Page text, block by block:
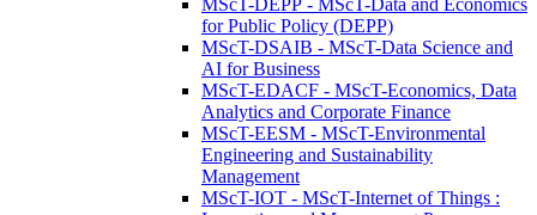
MScT-DEPP - MScT-Data and Economics
for Public Policy (DEPP)
MScT-DSAIB - MScT-Data Science and
AI for Business
MScT-EDACF - MScT-Economics, Data
Analytics and Corporate Finance
MScT-EESM - MScT-Environmental
Engineering and Sustainability
Management
MScT-IOT - MScT-Internet of Things :